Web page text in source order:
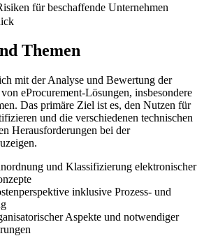
für beschaffende Unternehmen
Themen
mit der Analyse und Bewertung der
eProcurement-Lösungen, insbesondere
Das primäre Ziel ist es, den Nutzen für
und die verschiedenen technischen
Herausforderungen bei der
und Klassifizierung elektronischer
inklusive Prozess- und
Aspekte und notwendiger